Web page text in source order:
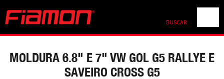
BUSCAR
MOLDURA 6.8" E 7" VW GOL G5 RALLYE E
SAVEIRO CROSS G5